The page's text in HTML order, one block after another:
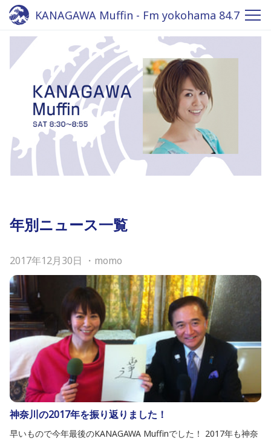
KANAGAWA Muffin - Fm yokohama 84.7
年別ニュース一覧
2017年12月30日 ・ momo
神奈川の2017年を振り返りました！
早いもので今年最後のKANAGAWA Muffinでした！ 2017年も神奈